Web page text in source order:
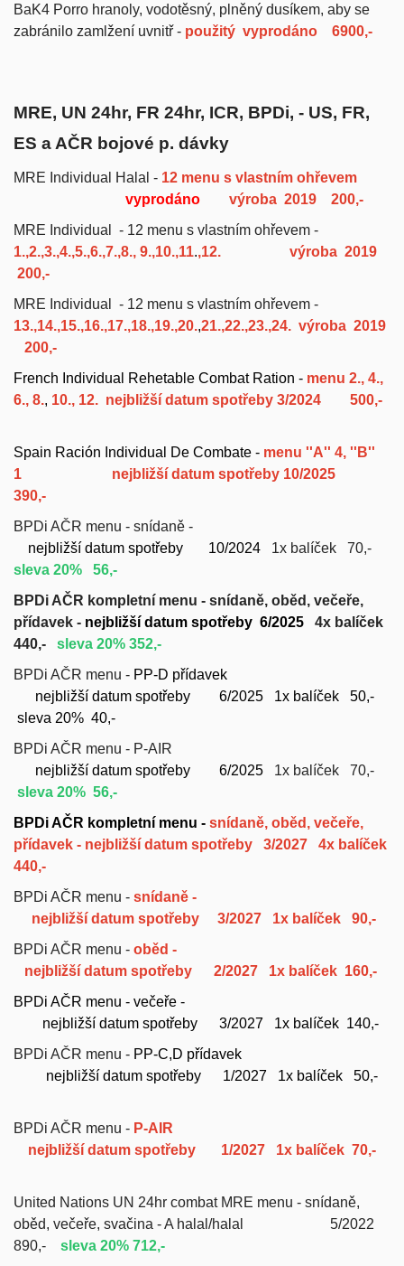
BaK4 Porro hranoly, vodotěsný, plněný dusíkem, aby se
zabránilo zamlžení uvnitř - použitý vyprodáno 6900,-
MRE, UN 24hr, FR 24hr, ICR, BPDi, - US, FR,
ES a AČR bojové p. dávky
MRE Individual Halal - 12 menu s vlastním ohřevem
vyprodáno
výroba 2019 200,-
MRE Individual - 12 menu s vlastním ohřevem -
1.,2.,3.,4.,5.,6.,7.,8., 9.,10.,11.,12.
výroba 2019
200,-
MRE Individual - 12 menu s vlastním ohřevem -
13.,14.,15.,16.,17.,18.,19.,20.,21.,22.,23.,24. výroba 2019
200,-
French Individual Rehetable Combat Ration - menu 2., 4.,
6., 8., 10., 12. nejbližší datum spotřeby 3/2024 500,-
Spain Ración Individual De Combate - menu ''A'' 4, ''B''
1
nejbližší datum spotřeby 10/2025
390,-
BPDi AČR menu - snídaně -
nejbližší datum spotřeby 10/2024
1x balíček 70,-
sleva 20% 56,-
BPDi AČR kompletní menu - snídaně, oběd, večeře,
přídavek - nejbližší datum spotřeby 6/2025 4x balíček
440,-
sleva 20% 352,-
BPDi AČR menu - PP-D přídavek
nejbližší datum spotřeby 6/2025
1x balíček 50,-
sleva 20% 40,-
BPDi AČR menu - P-AIR
nejbližší datum spotřeby 6/2025
1x balíček 70,-
sleva 20% 56,-
BPDi AČR kompletní menu - snídaně, oběd, večeře,
přídavek - nejbližší datum spotřeby 3/2027 4x balíček
440,-
BPDi AČR menu - snídaně -
nejbližší datum spotřeby 3/2027 1x balíček 90,-
BPDi AČR menu - oběd -
nejbližší datum spotřeby 2/2027 1x balíček 160,-
BPDi AČR menu - večeře -
nejbližší datum spotřeby
3/2027
1x balíček 140,-
BPDi AČR menu - PP-C,D přídavek
nejbližší datum spotřeby 1/2027
1x balíček 50,-
BPDi AČR menu - P-AIR
nejbližší datum spotřeby 1/2027
1x balíček 70,-
United Nations UN 24hr combat MRE menu - snídaně,
oběd, večeře, svačina -A halal/halal 5/2022
890,- sleva 20% 712,-